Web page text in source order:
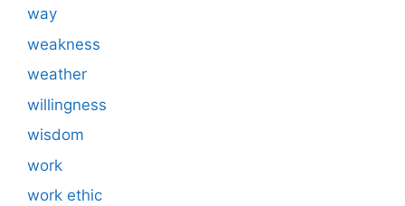
way
weakness
weather
willingness
wisdom
work
work ethic